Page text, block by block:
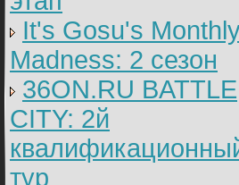
It's Gosu's
Madness: 2 сезон
36ON.RU BATTLE
CITY: 2й
тур